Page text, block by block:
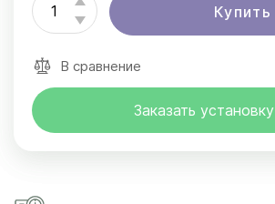
Купить
В сравнение
Заказать установку